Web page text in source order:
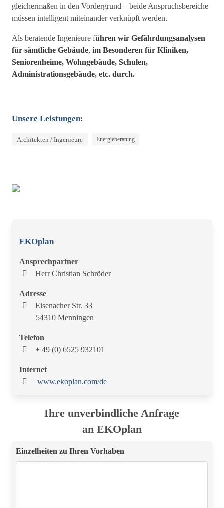
gleichermaßen in den Vordergrund – beide Anspruchsbereiche
müssen intelligent miteinander verknüpft werden.
Als beratende Ingenieure führen wir Gefährdungsanalysen
für sämtliche Gebäude, im Besonderen für Kliniken,
Seniorenheime, Wohngebäude, Schulen,
Administrationsgebäude, etc. durch.
Unsere Leistungen:
Architekten / Ingenieure Energieberatung
EKOplan
Ansprechpartner
Herr Christian Schröder
Adresse
Eisenacher Str. 33
54310 Menningen
Telefon
+ 49 (0) 6525 932101
Internet
www.ekoplan.com/de
Ihre unverbindliche Anfrage
an EKOplan
Einzelheiten zu Ihren Vorhaben